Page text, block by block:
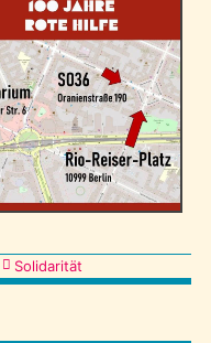
Solidarität